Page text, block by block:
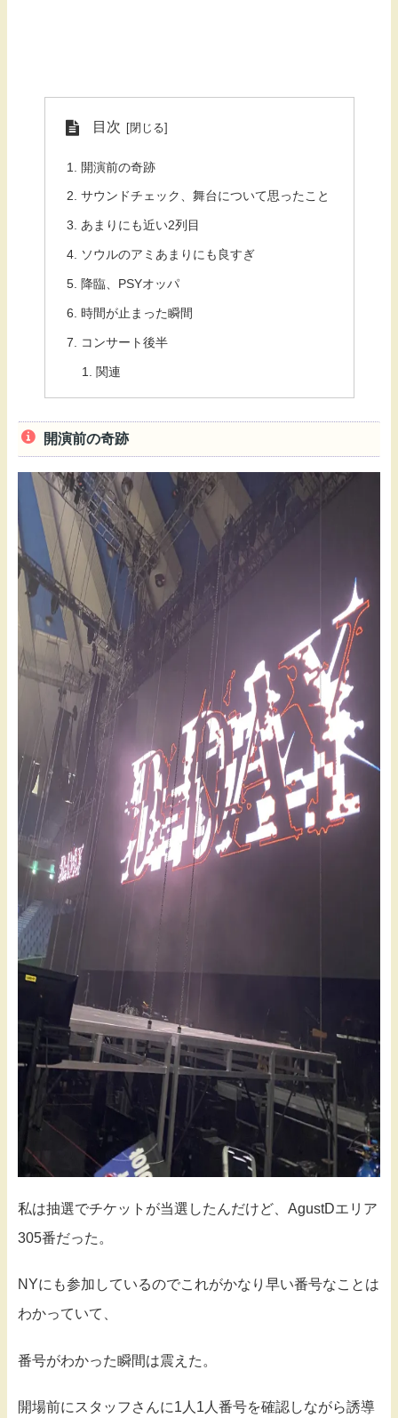
目次
開演前の奇跡
サウンドチェック、舞台について思ったこと
あまりにも近い2列目
ソウルのアミあまりにも良すぎ
降臨、PSYオッパ
時間が止まった瞬間
コンサート後半
関連
開演前の奇跡
私は抽選でチケットが当選したんだけど、AgustDエリア
305番だった。
NYにも参加しているのでこれがかなり早い番号なことは
わかっていて、
番号がわかった瞬間は震えた。
開場前にスタッフさんに1人1人番号を確認しながら誘導